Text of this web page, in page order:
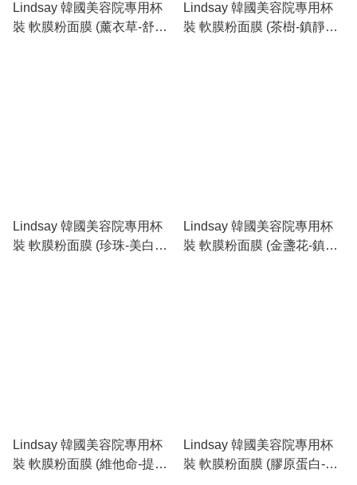
Lindsay 韓國美容院專用杯
裝 軟膜粉面膜 (薰衣草-舒緩
Lindsay 韓國美容院專用杯
裝 軟膜粉面膜 (茶樹-鎮靜收
Lindsay 韓國美容院專用杯
裝 軟膜粉面膜 (珍珠-美白保
Lindsay 韓國美容院專用杯
裝 軟膜粉面膜 (金盞花-鎮定
Lindsay 韓國美容院專用杯
裝 軟膜粉面膜 (維他命-提亮
Lindsay 韓國美容院專用杯
裝 軟膜粉面膜 (膠原蛋白-綠